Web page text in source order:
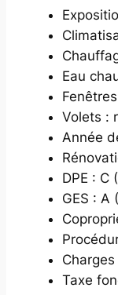
Eau
Volets :
Année
DPE : C
GES : A
Taxe